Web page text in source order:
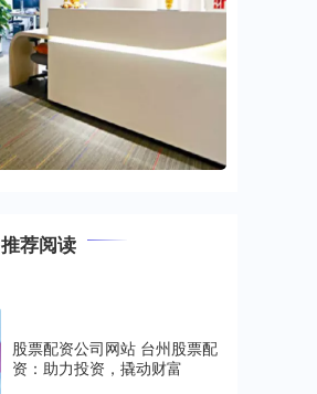
推荐阅读
股票配资公司网站 台州股票配
资：助力投资，撬动财富